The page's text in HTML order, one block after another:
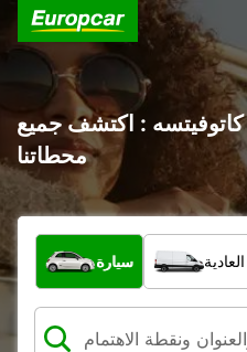
كاتوفيتسه : اكتشف جميع
محطاتنا
ما نوع المركبة؟
سيارة